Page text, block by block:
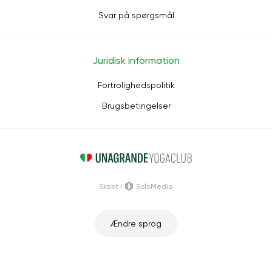
Svar på spørgsmål
Juridisk information
Fortrolighedspolitik
Brugsbetingelser
Ændre sprog
Skabt i SoloMedia